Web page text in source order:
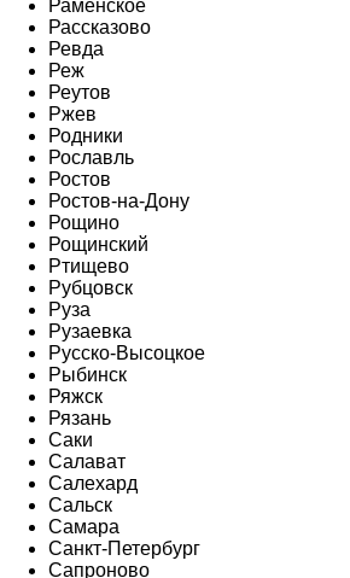
Раменское
Рассказово
Ревда
Реж
Реутов
Ржев
Родники
Рославль
Ростов
Ростов-на-Дону
Рощино
Рощинский
Ртищево
Рубцовск
Руза
Рузаевка
Русско-Высоцкое
Рыбинск
Ряжск
Рязань
Саки
Салават
Салехард
Сальск
Самара
Санкт-Петербург
Сапроново